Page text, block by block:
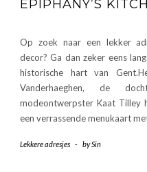
EPIPHANY’S
Op zoek naar een lekker
decor? Ga dan zeker eens
historische hart van
Vanderhaeghen, de
modeontwerpster Kaat Tilley
een verrassende menukaart
Lekkere adresjes - bySin